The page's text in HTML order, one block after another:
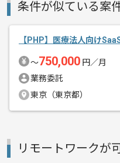
エージェントからのコ
メント
条件が似ている案
【PHP】医療法人向け
〜750,000 円／月
業務委託
東京（東京都）
リモートワークが